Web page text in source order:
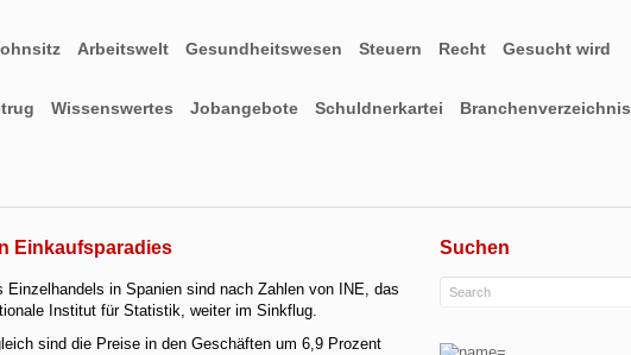
Arbeitswelt Gesundheitswesen Steuern Recht Gesucht wird
Wissenswertes Jobangebote Schuldnerkartei Branchenverzeichnis
Suchen
Einkaufsparadies
Einzelhandels in Spanien sind nach Zahlen von INE, das
Institut für Statistik, weiter im Sinkflug.
sind die Preise in den Geschäften um 6,9 Prozent